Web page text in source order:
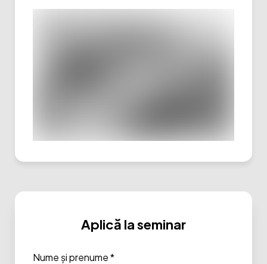
Aplică la seminar
Nume și prenume *